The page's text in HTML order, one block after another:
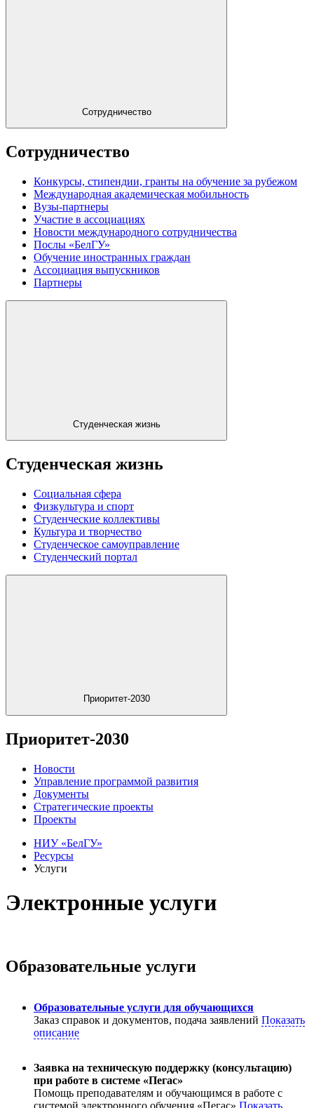
Сотрудничество
Сотрудничество
Конкурсы, стипендии, гранты на обучение за рубежом
Международная академическая мобильность
Вузы-партнеры
Участие в ассоциациях
Новости международного сотрудничества
Послы «БелГУ»
Обучение иностранных граждан
Ассоциация выпускников
Партнеры
Студенческая жизнь
Студенческая жизнь
Социальная сфера
Физкультура и спорт
Студенческие коллективы
Культура и творчество
Студенческое самоуправление
Студенческий портал
Приоритет-2030
Приоритет-2030
Новости
Управление программой развития
Документы
Стратегические проекты
Проекты
НИУ «БелГУ»
Ресурсы
Услуги
Электронные услуги
Образовательные услуги
Образовательные услуги для обучающихся
Заказ справок и документов, подача заявлений Показать
описание
Заявка на техническую поддержку (консультацию)
при работе в системе «Пегас»
Помощь преподавателям и обучающимся в работе с